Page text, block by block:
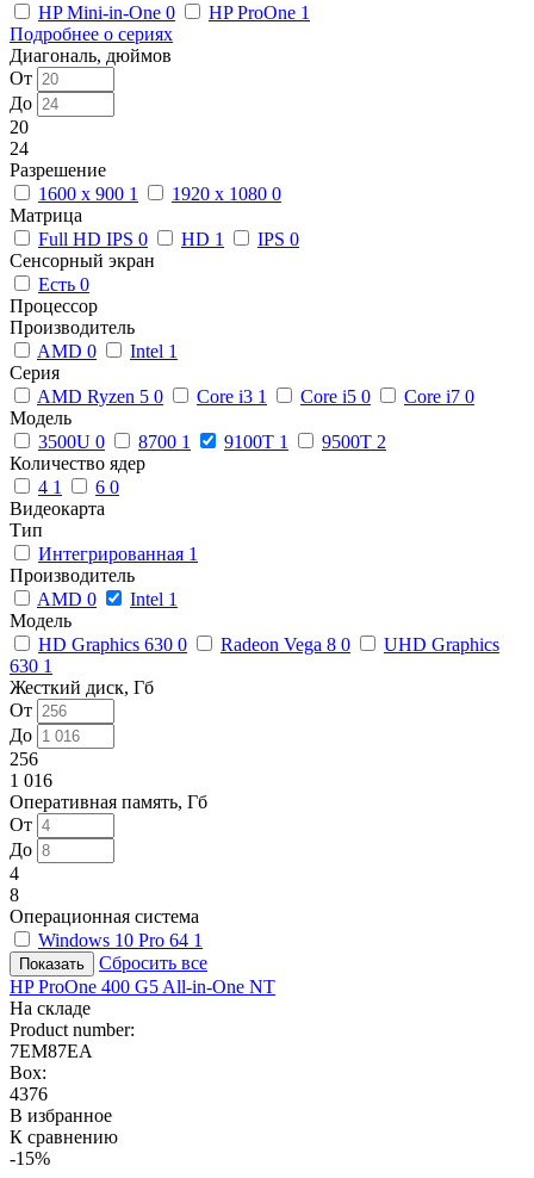
HP Mini-in-One 0 HP ProOne 1
Подробнее о сериях
Диагональ, дюймов
От
До
20
24
Разрешение
1600 x 900 1 1920 x 1080 0
Матрица
Full HD IPS 0 HD 1 IPS 0
Сенсорный экран
Есть 0
Процессор
Производитель
AMD 0 Intel 1
Серия
AMD Ryzen 5 0 Core i3 1 Core i5 0 Core i7 0
Модель
3500U 0 8700 1 9100T 1 9500T 2
Количество ядер
4 1 6 0
Видеокарта
Тип
Интегрированная 1
Производитель
AMD 0 Intel 1
Модель
HD Graphics 630 0 Radeon Vega 8 0
UHD Graphics
630 1
Жесткий диск, Гб
От
До
256
1 016
Оперативная память, Гб
От
До
4
8
Операционная система
Windows 10 Pro 64 1
Сбросить все
HP ProOne 400 G5 All-in-One NT
На складе
Product number:
7EM87EA
Box:
4376
В избранное
К сравнению
-15%